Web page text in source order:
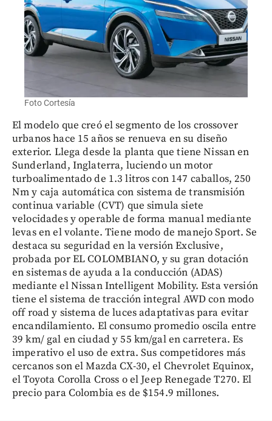
Foto Cortesía
El modelo que creó el segmento de los crossover
urbanos hace 15 años se renueva en su diseño
exterior. Llega desde la planta que tiene Nissan en
Sunderland, Inglaterra, luciendo un motor
turboalimentado de 1.3 litros con 147 caballos, 250
Nm y caja automática con sistema de transmisión
continua variable (CVT) que simula siete
velocidades y operable de forma manual mediante
levas en el volante. Tiene modo de manejo Sport. Se
destaca su seguridad en la versión Exclusive,
probada por EL COLOMBIANO, y su gran dotación
en sistemas de ayuda a la conducción (ADAS)
mediante el Nissan Intelligent Mobility. Esta versión
tiene el sistema de tracción integral AWD con modo
off road y sistema de luces adaptativas para evitar
encandilamiento. El consumo promedio oscila entre
39 km/ gal en ciudad y 55 km/gal en carretera. Es
imperativo el uso de extra. Sus competidores más
cercanos son el Mazda CX-30, el Chevrolet Equinox,
el Toyota Corolla Cross o el Jeep Renegade T270. El
precio para Colombia es de $154.9 millones.